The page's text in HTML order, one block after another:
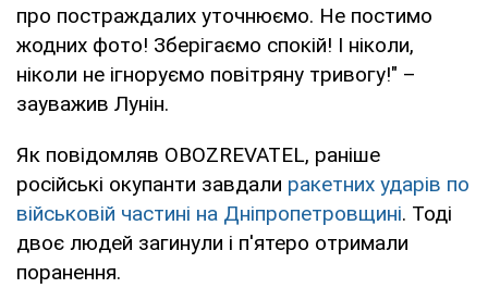
про постраждалих уточнюємо. Не постимо
жодних фото! Зберігаємо спокій! І ніколи,
ніколи не ігноруємо повітряну тривогу!" –
зауважив Лунін.
Як повідомляв OBOZREVATEL, раніше
російські окупанти завдали ракетних ударів по
військовій частині на Дніпропетровщині. Тоді
двоє людей загинули і п'ятеро отримали
поранення.